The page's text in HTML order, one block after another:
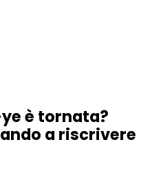
è tornata?
a riscrivere